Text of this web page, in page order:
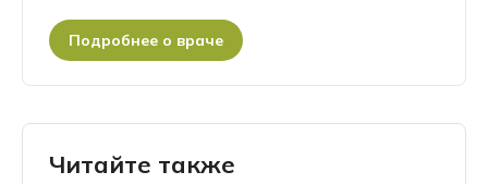
Подробнее о враче
Читайте также